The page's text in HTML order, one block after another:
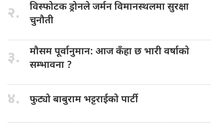
२. विस्फोटक ड्रोनलेजर्मन विमानस्थलमा सुरक्षा
चुनौती
३. मौसम पूर्वानुमान: आज कँहा छ भारी वर्षाकाे
सम्भावना ?
४. फुट्यो बाबुराम भट्टराईको पार्टी